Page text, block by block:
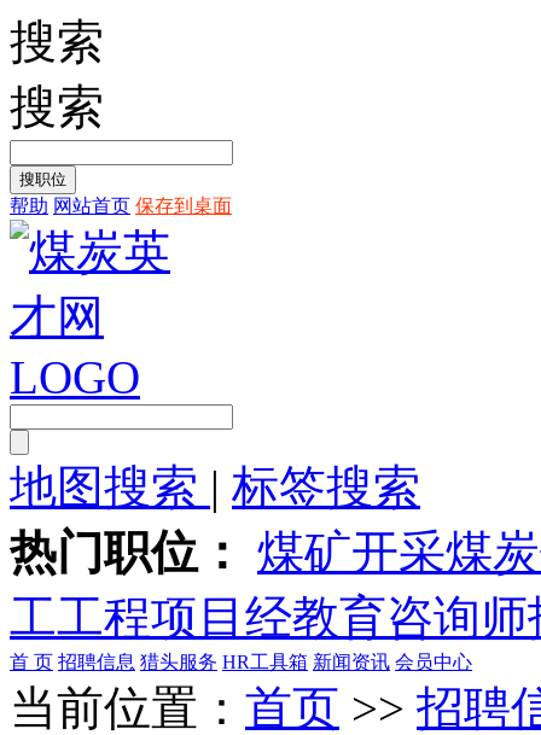
搜索
搜索
帮助 网站首页 保存到桌面
地图搜索 | 标签搜索
热门职位： 煤矿开采煤
工工程项目经教育咨询师
首 页 招聘信息 猎头服务 HR工具箱 新闻资讯 会员中心
当前位置： 首页 >> 招聘